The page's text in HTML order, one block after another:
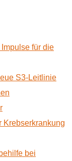
für die
S3-Leitlinie
Krebserkrankung
bei